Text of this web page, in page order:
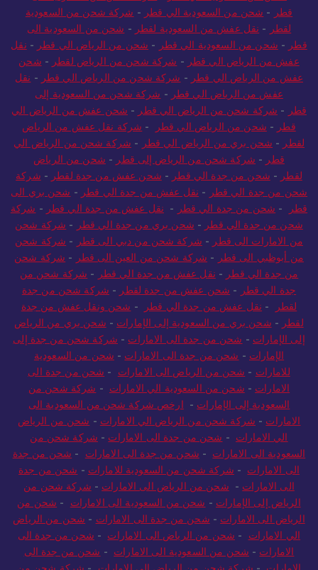
قطر - شحن من السعودية الي قطر - شركة شحن من السعودية
لقطر - نقل عفش من السعودية لقطر - شحن من السعودية الى
قطر - شحن من السعودية الي قطر - شحن من الرياض الي قطر - نقل
عفش من الرياض الي قطر - شركة شحن من الرياض لقطر - شحن
عفش من الرياض الي قطر - شركة شحن من الرياض الي قطر - نقل
عفش من الرياض الي قطر - شركة شحن من السعودية إلى
قطر - شركة شحن من الرياض الي قطر - شحن عفش من الرياض الي
قطر - شحن من الرياض الي قطر - شركة نقل عفش من الرياض
لقطر - شحن بري من الرياض الي قطر - شركة شحن من الرياض الي
قطر - شركة شحن من الرياض إلى قطر - شحن من الرياض
لقطر - شحن من جدة الي قطر - شحن عفش من جدة لقطر - شركة
شحن من جدة الي قطر - نقل عفش من جدة الي قطر - شحن بري الى
قطر
- شحن من جدة الي قطر - نقل عفش من جدة الي قطر - شركة
شحن من جدة الي قطر - شحن بري من جدة الي قطر - شركة شحن
من الامارات الى قطر - شركة شحن من دبي الى قطر - شركة شحن
من أبوظبي الى قطر - شركة شحن من العين الى قطر - شركة شحن
من جدة الي قطر - نقل عفش من جدة الي قطر - شركة شحن من
جدة الي قطر - شحن عفش من جدة لقطر - شركة شحن من جدة
لقطر
- نقل عفش من جدة الي قطر - شحن ونقل عفش من جدة
لقطر - شحن بري من السعودية إلى الإمارات - شحن بري من الرياض
إلى الإمارات - شحن من جدة الى الامارات - شركة شحن من جدة إلى
الإمارات - شحن من جدة الى الامارات - شحن من السعودية
للامارات - شحن من الرياض الى الامارات - شحن من جدة الى
الامارات - شحن من السعودية الي الامارات - شركة شحن من
السعودية إلى الإمارات - ارخص شركة شحن من السعودية الى
الامارات - شركة شحن من الرياض الي الامارات - شحن من الرياض
الي الامارات - شحن من جدة الى الامارات - شركة شحن من
السعودية الى الامارات - شحن من جدة الى الامارات - شحن من جدة
الى الامارات - شركة شحن من السعودية للامارات - شحن من جدة
الى الامارات - شحن من الرياض الى الامارات - شركة شحن من
الرياض إلى الإمارات - شحن من السعودية الى الامارات - شحن من
الرياض الى الامارات - شحن من جدة الى الامارات - شحن من الرياض
الي الامارات - شحن من الرياض الى الامارات - شحن من جدة الى
الامارات - شحن من السعودية الى الامارات - شحن من جدة الى